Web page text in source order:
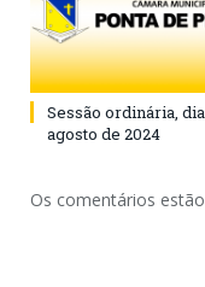
Sessão ordinária,
agosto de 2024
Os comentários